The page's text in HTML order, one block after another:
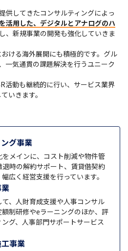
供してきたコンサルティングによっ
活用した、デジタルとアナログのハ
、新規事業の開発も強化していきま
ける海外展開にも積極的です。グル
一気通貫の課題解決を行うユニーク
活動も継続的に行い、サービス業界
いきます。
グ事業
メインに、コスト削減や物件管
時の解約サポート、賃貸借契約
広く経営支援を行っています。
、人財育成支援や人事コンサル
制研修やeラーニングのほか、評
グ、人事部門サポートサービス
事業